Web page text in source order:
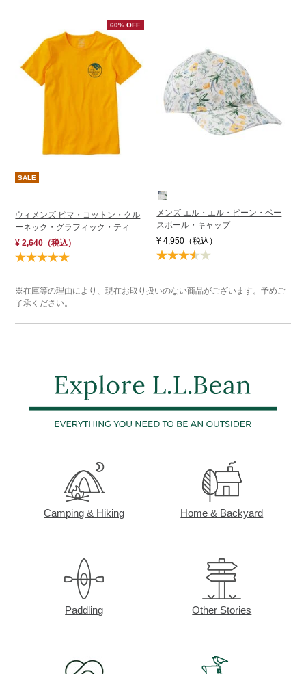
60% OFF
SALE
ウィメンズ ピマ・コットン・クル
ーネック・グラフィック・ティ
¥ 2,640 （税込）
メンズ エル・エル・ビーン・ベー
スボール・キャップ
¥ 4,950 （税込）
※在庫等の理由により、現在お取り扱いのない商品がございます。予めご
了承ください。
Camping & Hiking Home & Backyard
Paddling Other Stories